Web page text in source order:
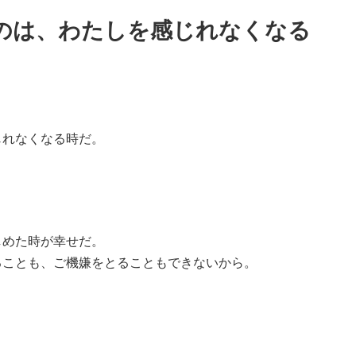
なくなる時だ。
た時が幸せだ。
とも、ご機嫌をとることもできないから。